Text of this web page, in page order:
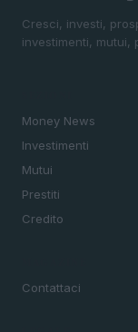
Cresci, investi,
investimenti, mutui,
Money News
Investimenti
Mutui
Prestiti
Credito
Contattaci